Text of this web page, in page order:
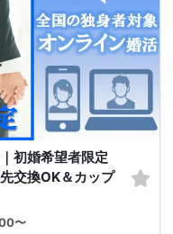
初婚希望者限定
交換OK＆カップ
〜